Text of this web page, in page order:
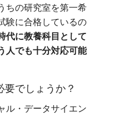
ちの研究室を第一希
験に合格しているの
代に教養科目として
人でも十分対応可能
でしょうか？
ル・データサイエン